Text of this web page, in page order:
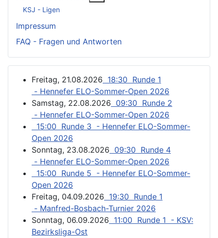
KSJ - Ligen
Impressum
FAQ - Fragen und Antworten
Freitag, 21.08.2026 18:30 Runde 1
- Hennefer ELO-Sommer-Open 2026
Samstag, 22.08.2026 09:30 Runde 2
- Hennefer ELO-Sommer-Open 2026
15:00 Runde 3 - Hennefer ELO-Sommer-
Open 2026
Sonntag, 23.08.2026 09:30 Runde 4
- Hennefer ELO-Sommer-Open 2026
15:00 Runde 5 - Hennefer ELO-Sommer-
Open 2026
Freitag, 04.09.2026 19:30 Runde 1
- Manfred-Bosbach-Turnier 2026
Sonntag, 06.09.2026 11:00 Runde 1 - KSV:
Bezirksliga-Ost